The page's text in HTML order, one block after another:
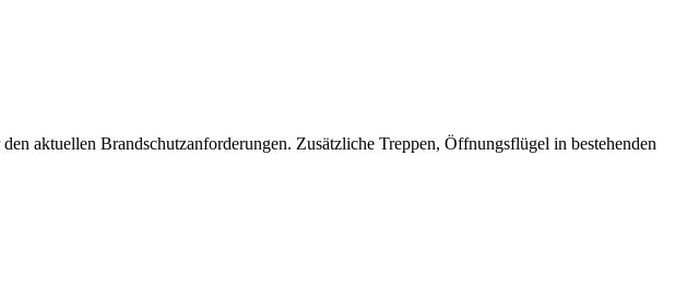
aktuellen Brandschutzanforderungen. Zusätzliche Treppen, Öffnungsflügel in bestehenden